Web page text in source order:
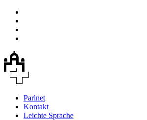
Parlnet
Kontakt
Leichte Sprache